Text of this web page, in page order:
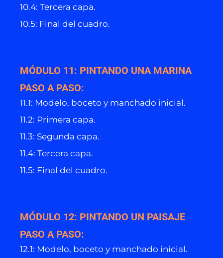
10.4: Tercera capa.
10.5: Final del cuadro.
MÓDULO 11: PINTANDO UNA MARINA
PASO A PASO:
11.1: Modelo, boceto y manchado inicial.
11.2: Primera capa.
11.3: Segunda capa.
11.4: Tercera capa.
11.5: Final del cuadro.
MÓDULO 12: PINTANDO UN PAISAJE
PASO A PASO:
12.1: Modelo, boceto y manchado inicial.